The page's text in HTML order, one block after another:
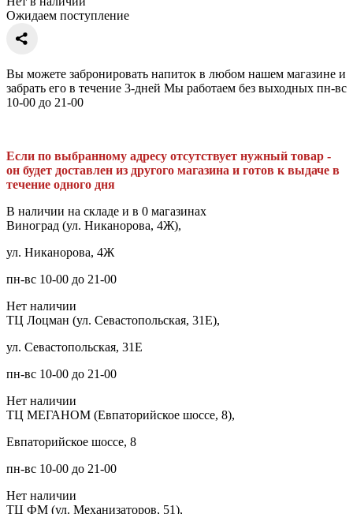
Ожидаем поступление
Вы можете забронировать напиток в любом нашем магазине и
забрать его в течение 3-дней Мы работаем без выходных пн-вс
10-00 до 21-00
Если по выбранному адресу отсутствует нужный товар -
он будет доставлен из другого магазина и готов к выдаче в
течение одного дня
В наличии на складе и в 0 магазинах
Виноград (ул. Никанорова, 4Ж),
ул. Никанорова, 4Ж
пн-вс 10-00 до 21-00
Нет наличии
ТЦ Лоцман (ул. Севастопольская, 31Е),
ул. Севастопольская, 31Е
пн-вс 10-00 до 21-00
Нет наличии
ТЦ МЕГАНОМ (Евпаторийское шоссе, 8),
Евпаторийское шоссе, 8
пн-вс 10-00 до 21-00
Нет наличии
ТЦ ФМ (ул. Механизаторов, 51),